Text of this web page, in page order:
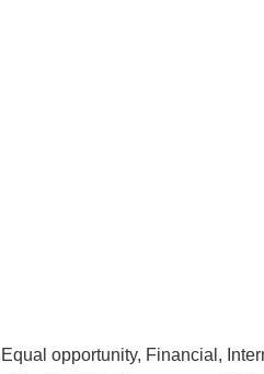
opportunity, Financial,